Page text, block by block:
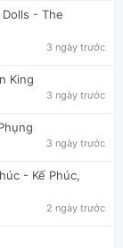
- The
3 ngày trước
King
3 ngày trước
3 ngày trước
- Kế Phúc,
2 ngày trước